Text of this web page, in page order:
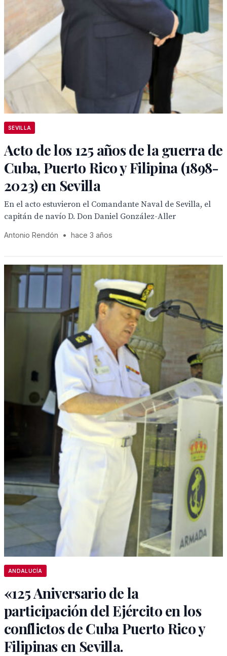
SEVILLA
Acto de los 125 años de la guerra de
Cuba, Puerto Rico y Filipina (1898-
2023) en Sevilla
En el acto estuvieron el Comandante Naval de Sevilla, el
capitán de navío D. Don Daniel González-Aller
Antonio Rendón • hace 3 años
ANDALUCÍA
«125 Aniversario de la
participación del Ejército en los
conflictos de Cuba Puerto Rico y
Filipinas en Sevilla.